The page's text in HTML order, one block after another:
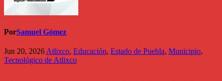
PorSamuel Gómez
Jun 20, 2026Atlixco, Educación, Estado de Puebla, Municipio,
Tecnológico de Atlixco